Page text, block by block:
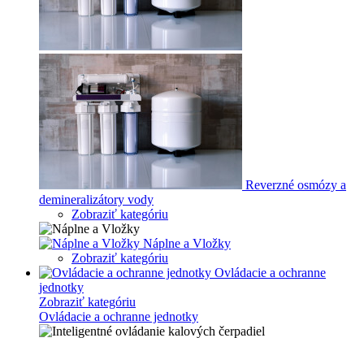
Reverzné osmózy a
demineralizátory vody
Zobraziť kategóriu
Náplne a Vložky
Zobraziť kategóriu
Ovládacie a ochranne
jednotky
Zobraziť kategóriu
Ovládacie a ochranne jednotky